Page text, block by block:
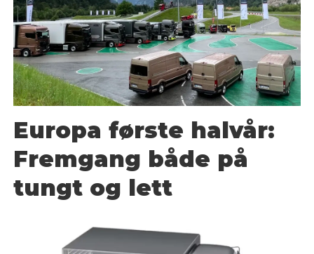
Europa første halvår:
Fremgang både på
tungt og lett